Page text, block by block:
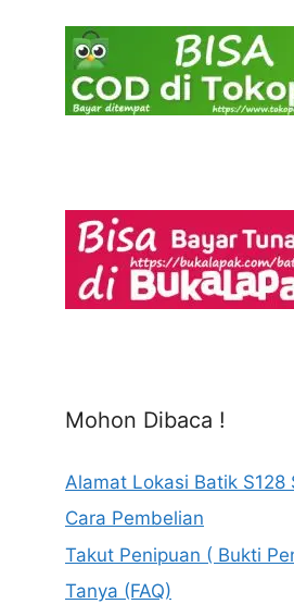
Mohon Dibaca !
Alamat Lokasi Batik S128
Cara Pembelian
Takut Penipuan ( Bukti
Tanya (FAQ)